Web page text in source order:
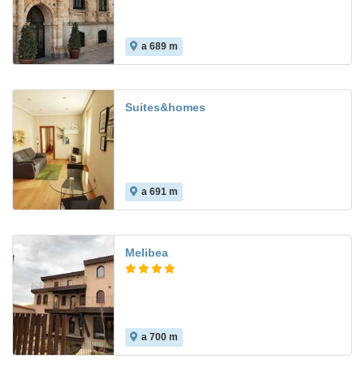
a 689 m
Suites&homes
a 691 m
Melibea
a 700 m